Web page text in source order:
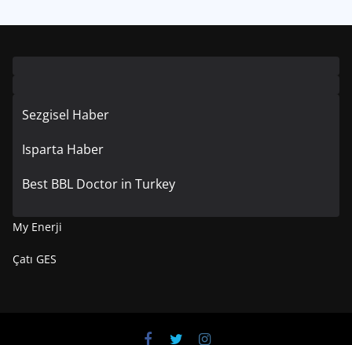
Sezgisel Haber
Isparta Haber
Best BBL Doctor in Turkey
My Enerji
Çatı GES